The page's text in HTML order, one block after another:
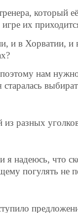
который
их
и в Хорватии,
нам
разных
что
погулять не